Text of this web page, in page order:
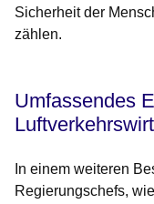
Sicherheit der
zählen.
Umfassendes
In einem weiteren
Regierungschefs,